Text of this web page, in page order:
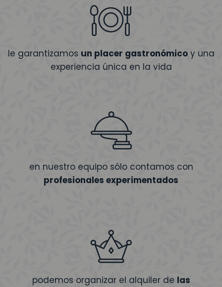
le garantizamos un placer gastronómicoy una
experiencia única en la vida
en nuestro equipo sólo contamos con
profesionales experimentados
podemos organizar el alquiler de las